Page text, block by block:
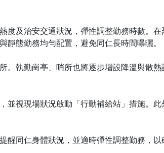
度及治安交通狀況，彈性調整勤務時數。
態勤務均勻配置，避免同仁長時間曝曬。
。執勤崗亭、哨所也將逐步增設降溫與散
並視現場狀況啟動「行動補給站」措施。
同仁身體狀況，並適時彈性調整勤務，以